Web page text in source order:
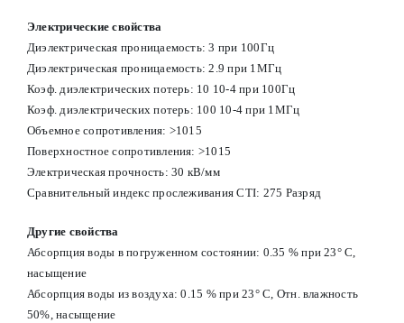
Электрические свойства
Диэлектрическая проницаемость: 3 при 100Гц
Диэлектрическая проницаемость: 2.9 при 1МГц
Коэф. диэлектрических потерь: 10 10-4 при 100Гц
Коэф. диэлектрических потерь: 100 10-4 при 1МГц
Объемное сопротивления: >1015
Поверхностное сопротивления: >1015
Электрическая прочность: 30 кВ/мм
Сравнительный индекс прослеживания CTI: 275 Разряд
Другие свойства
Абсорпция воды в погруженном состоянии: 0.35 % при 23° С,
насыщение
Абсорпция воды из воздуха: 0.15 % при 23° С, Отн. влажность
50%, насыщение